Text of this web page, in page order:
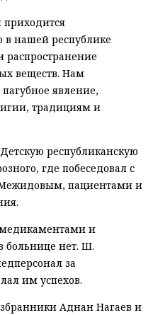
в нашей республике
распространение
веществ. Нам
явление,
традициям и
республиканскую
где побеседовал с
пациентами и
и
больнице нет. Ш.
за
им успехов.
Аднан Нагаев и